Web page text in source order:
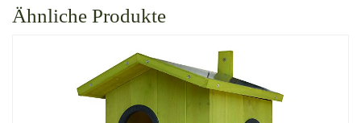
Ähnliche Produkte